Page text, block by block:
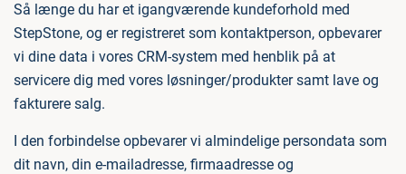
Så længe du har et igangværende kundeforhold med
StepStone, og er registreret som kontaktperson, opbevarer
vi dine data i vores CRM-system med henblik på at
servicere dig med vores løsninger/produkter samt lave og
fakturere salg.
I den forbindelse opbevarer vi almindelige persondata som
dit navn, din e-mailadresse, firmaadresse og